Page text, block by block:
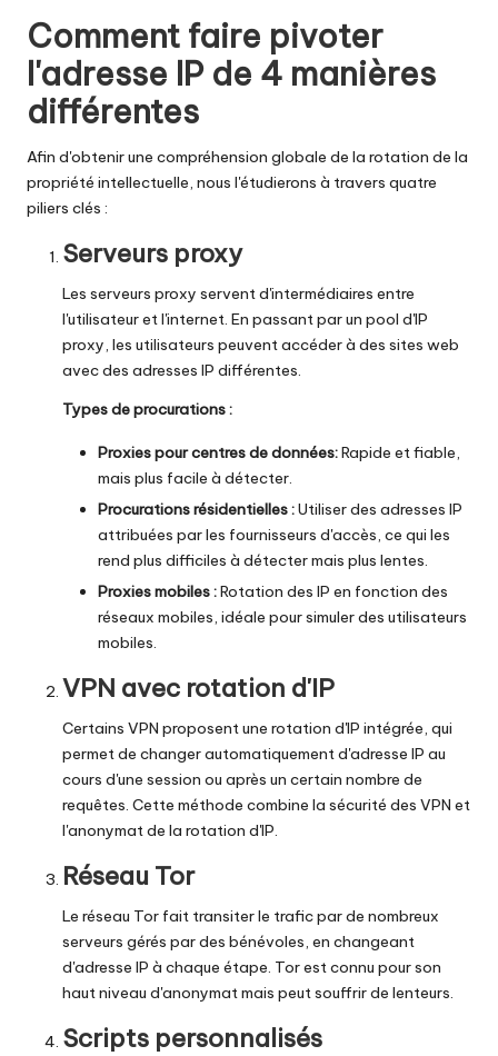
Comment faire pivoter
l'adresse IP de 4 manières
différentes
Afin d'obtenir une compréhension globale de la rotation de la
propriété intellectuelle, nous l'étudierons à travers quatre
piliers clés :
Serveurs proxy
Les serveurs proxy servent d'intermédiaires entre
l'utilisateur et l'internet. En passant par un pool d'IP
proxy, les utilisateurs peuvent accéder à des sites web
avec des adresses IP différentes.
Types de procurations :
Proxies pour centres de données:Rapide et fiable,
mais plus facile à détecter.
Procurations résidentielles :Utiliser des adresses IP
attribuées par les fournisseurs d'accès, ce qui les
rend plus difficiles à détecter mais plus lentes.
Proxies mobiles :Rotation des IP en fonction des
réseaux mobiles, idéale pour simuler des utilisateurs
mobiles.
VPN avec rotation d'IP
Certains VPN proposent une rotation d'IP intégrée, qui
permet de changer automatiquement d'adresse IP au
cours d'une session ou après un certain nombre de
requêtes. Cette méthode combine la sécurité des VPN et
l'anonymat de la rotation d'IP.
Réseau Tor
Le réseau Tor fait transiter le trafic par de nombreux
serveurs gérés par des bénévoles, en changeant
d'adresse IP à chaque étape. Tor est connu pour son
haut niveau d'anonymat mais peut souffrir de lenteurs.
Scripts personnalisés